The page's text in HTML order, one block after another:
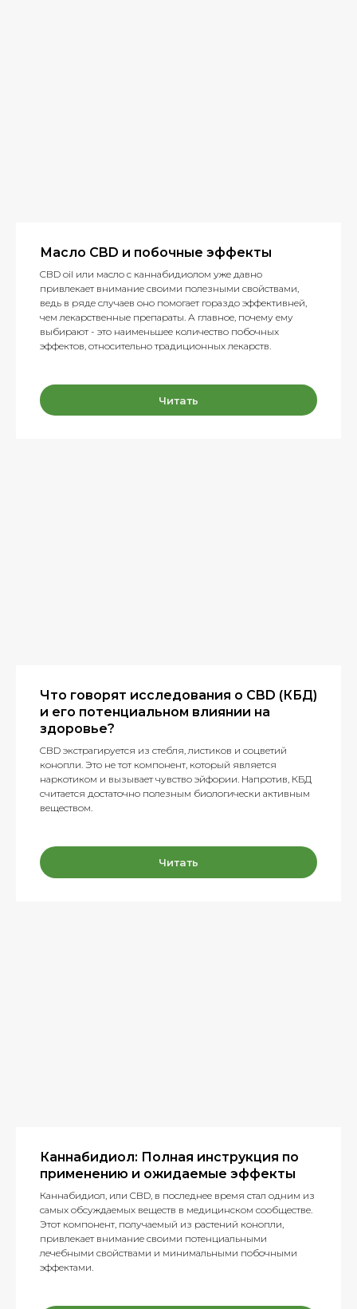
Масло CBD и побочные эффекты
CBD oil или масло с каннабидиолом уже давно
привлекает внимание своими полезными свойствами,
ведь в ряде случаев оно помогает гораздо эффективней,
чем лекарственные препараты. А главное, почему ему
выбирают - это наименьшее количество побочных
эффектов, относительно традиционных лекарств.
Читать
Что говорят исследования о CBD (КБД)
и его потенциальном влиянии на
здоровье?
CBD экстрагируется из стебля, листиков и соцветий
конопли. Это не тот компонент, который является
наркотиком и вызывает чувство эйфории. Напротив, КБД
считается достаточно полезным биологически активным
веществом.
Читать
Каннабидиол: Полная инструкция по
применению и ожидаемые эффекты
Каннабидиол, или CBD, в последнее время стал одним из
самых обсуждаемых веществ в медицинском сообществе.
Этот компонент, получаемый из растений конопли,
привлекает внимание своими потенциальными
лечебными свойствами и минимальными побочными
эффектами.